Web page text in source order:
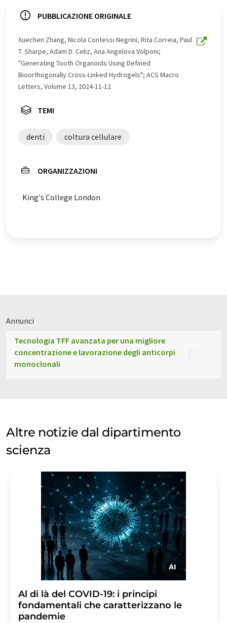
offre queste traduzioni automatiche per presentare una
articolo è stato tradotto con traduzione automatica, è
possibile che contenga errori di vocabolario, sintassi o
grammatica. L'articolo originale in Inglese può essere
trovatoqui.
PUBBLICAZIONE ORIGINALE
Xuechen Zhang, Nicola Contessi Negrini, Rita Correia, Paul
T. Sharpe, Adam D. Celiz, Ana Angelova Volponi;
"Generating Tooth Organoids Using Defined
Bioorthogonally Cross-Linked Hydrogels"; ACS Macro
Letters, Volume 13, 2024-11-12
TEMI
denti coltura cellulare
ORGANIZZAZIONI
King's College London
Annunci
Tecnologia TFF avanzata per una migliore
concentrazione e lavorazione degli anticorpi
monoclonali
Altre notizie dal dipartimento
scienza
Al di là del COVID-19: i principi
fondamentali che caratterizzano le
pandemie